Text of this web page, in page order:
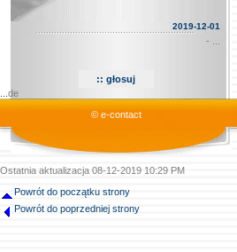
2019-12-01
- ...
de
© e-contact
Ostatnia aktualizacja 08-12-2019 10:29 PM
Powrót do początku strony
Powrót do poprzedniej strony